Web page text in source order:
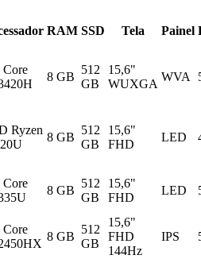
RAM SSD Tela Painel
Core
8 GB
512
GB
15,6"
WUXGA
WVA
Ryzen
8 GB
512
GB
15,6"
FHD
LED
Core
8 GB
512
GB
15,6"
FHD
LED
Core
8 GB
512
GB
15,6"
FHD
144Hz
IPS